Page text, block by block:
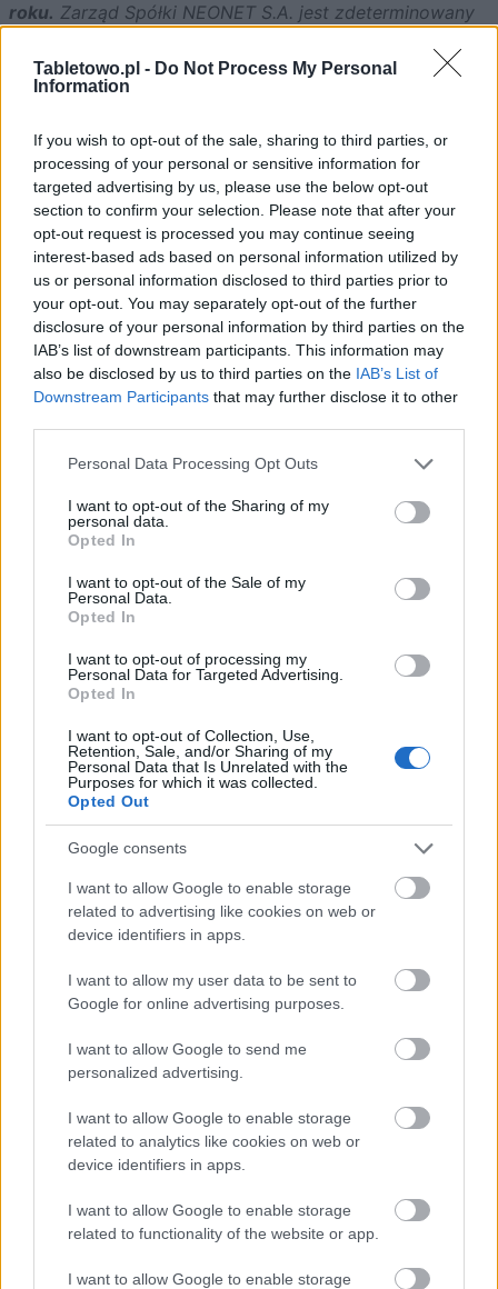
Tabletowo.pl - Do Not Process My Personal
Information
If you wish to opt-out of the sale, sharing to third parties, or
processing of your personal or sensitive information for
targeted advertising by us, please use the below opt-out
section to confirm your selection. Please note that after your
opt-out request is processed you may continue seeing
interest-based ads based on personal information utilized by
us or personal information disclosed to third parties prior to
your opt-out. You may separately opt-out of the further
disclosure of your personal information by third parties on the
IAB’s list of downstream participants. This information may
also be disclosed by us to third parties on the IAB’s List of
Downstream Participants that may further disclose it to other
Please note that this website/app uses one or more Google
not limited to your visit or usage behaviour. You may click to
grant or deny consent to Google and its third-party tags to
use your data for below specified purposes in below Google
consent section.
Personal Data Processing Opt Outs
I want to opt-out of the Sharing of my
personal data.
Opted In
I want to opt-out of the Sale of my
Personal Data.
Opted In
I want to opt-out of processing my
Personal Data for Targeted Advertising.
Opted In
I want to opt-out of Collection, Use,
Retention, Sale, and/or Sharing of my
Personal Data that Is Unrelated with the
Purposes for which it was collected.
Opted Out
Google consents
I want to allow Google to enable storage
related to advertising like cookies on web or
device identifiers in apps.
I want to allow my user data to be sent to
Google for online advertising purposes.
I want to allow Google to send me
personalized advertising.
I want to allow Google to enable storage
related to analytics like cookies on web or
device identifiers in apps.
I want to allow Google to enable storage
related to functionality of the website or app.
I want to allow Google to enable storage
roku. Zarząd Spółki NEONET S.A. jest zdeterminowany
działalności.
28 listopada 2023 roku, złożony został także wniosek o
wszczęcie postępowania upadłościowego. Krok ten
został podjętywyłącznie na wypadek, gdyby w toku
priorytetowego postępowania sanacyjnego nie udało
się osiągnąć konsensusu między Spółką, a jej
kontrahentami.Spółka nie zakłada, aby do tej sytuacji
miało dojść, natomiast z uwagi na zabezpieczenie
interesu kontrahentów i wierzycieli Spółki, Zarząd
NEONET S.A. podjął decyzję o złożeniu obu wniosków.
Wyraźnego podkreślenia wymaga fakt, iżzgodnie z
obowiązującymi przepisami polskiego prawa wniosek
rozpoznawany w pierwszej kolejności
, co dobitnie
pokazuje wolę Spółki do jak najszybszego i
Aktualizacja 2
NEONET „odwołał” upadłość.
Polskie miasta coraz bardziej „smart”. Przyjrzyjmy się
kilku rozwiązaniom
DodajTabletowojako preferowane źródło w
Google
Udostępnij UdostępnijUdostępnij
Grzegorz Dąbek
Zastępca redaktor naczelnej Tabletowo.pl
Moja miłość do telefonów komórkowych zaczęła się od